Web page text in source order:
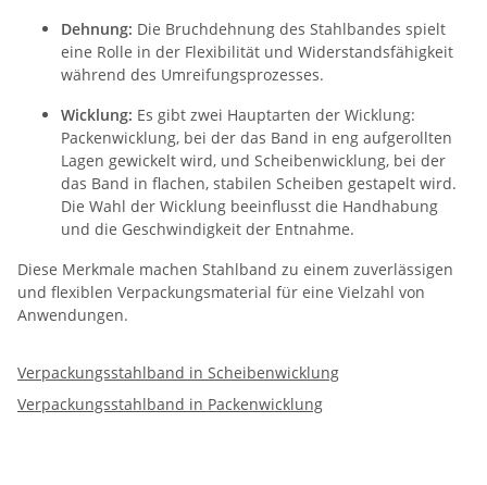
Dehnung: Die Bruchdehnung des Stahlbandes spielt
eine Rolle in der Flexibilität und Widerstandsfähigkeit
während des Umreifungsprozesses.
Wicklung: Es gibt zwei Hauptarten der Wicklung:
Packenwicklung, bei der das Band in eng aufgerollten
Lagen gewickelt wird, und Scheibenwicklung, bei der
das Band in flachen, stabilen Scheiben gestapelt wird.
Die Wahl der Wicklung beeinflusst die Handhabung
und die Geschwindigkeit der Entnahme.
Diese Merkmale machen Stahlband zu einem zuverlässigen
und flexiblen Verpackungsmaterial für eine Vielzahl von
Anwendungen.
Verpackungsstahlband in Scheibenwicklung
Verpackungsstahlband in Packenwicklung